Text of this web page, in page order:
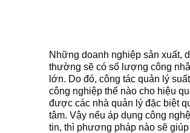
Những doanh nghiệp sản xuất,
thường sẽ có số lượng công
lớn. Do đó, công tác quản lý
công nghiệp thế nào cho hiệu
được các nhà quản lý đặc biệt
tâm. Vậy nếu áp dụng công
tin, thì phương pháp nào sẽ